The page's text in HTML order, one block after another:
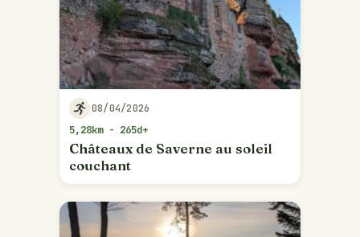
08/04/2026
5,28km - 265d+
Châteaux de Saverne au soleil
couchant